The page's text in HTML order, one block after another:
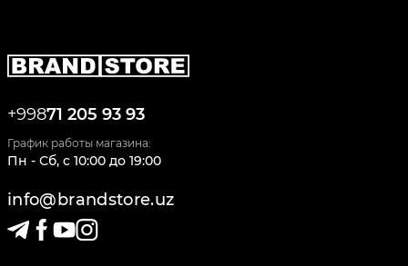
+99871 205 93 93
График работы магазина:
Пн - Сб, c 10:00 до 19:00
info@brandstore.uz